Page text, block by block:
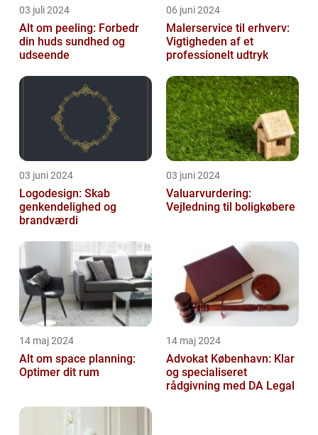
03 juli 2024
Alt om peeling: Forbedr
din huds sundhed og
udseende
06 juni 2024
Malerservice til erhverv:
Vigtigheden af et
professionelt udtryk
03 juni 2024
Logodesign: Skab
genkendelighed og
brandværdi
03 juni 2024
Valuarvurdering:
Vejledning til boligkøbere
14 maj 2024
Alt om space planning:
Optimer dit rum
14 maj 2024
Advokat København: Klar
og specialiseret
rådgivning med DA Legal